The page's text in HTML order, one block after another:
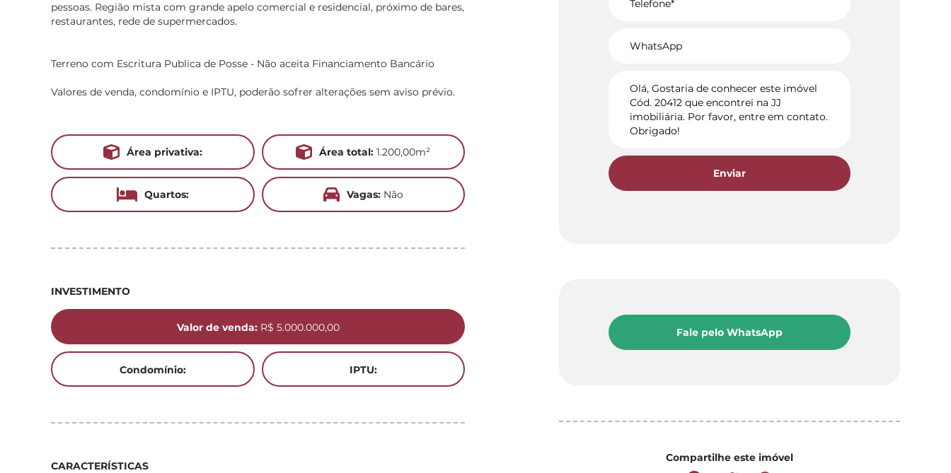
pessoas. Região mista com grande apelo comercial e residencial, próximo de bares,
restaurantes, rede de supermercados.
Terreno com Escritura Publica de Posse - Não aceita Financiamento Bancário
Valores de venda, condomínio e IPTU, poderão sofrer alterações sem aviso prévio.
Área privativa: Área total: 1.200,00m²
Quartos: Vagas:Não
INVESTIMENTO
Valor de venda:R$ 5.000.000,00
Condomínio: IPTU:
CARACTERÍSTICAS
Enviar
Fale pelo WhatsApp
Compartilhe este imóvel